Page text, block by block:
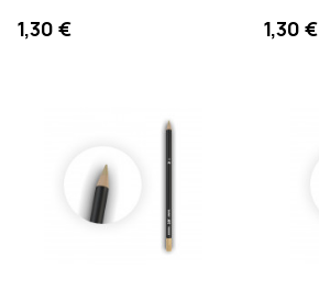
Precio
1,30 €
Precio
1,30 €